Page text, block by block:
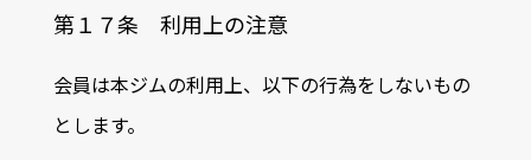
第１７条 利用上の注意
会員は本ジムの利用上、以下の行為をしないもの
とします。